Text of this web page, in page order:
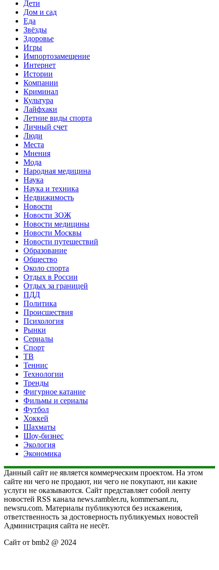
Дети
Дом и сад
Еда
Звёзды
Здоровье
Игры
Импортозамещение
Интернет
Истории
Компании
Криминал
Культура
Лайфхаки
Летние виды спорта
Личный счет
Люди
Места
Мнения
Мода
Народная медицина
Наука
Наука и техника
Недвижимость
Новости
Новости ЗОЖ
Новости медицины
Новости Москвы
Новости путешествий
Образование
Общество
Около спорта
Отдых в России
Отдых за границей
ПДД
Политика
Происшествия
Психология
Рынки
Сериалы
Спорт
ТВ
Теннис
Технологии
Тренды
Фигурное катание
Фильмы и сериалы
Футбол
Хоккей
Шахматы
Шоу-бизнес
Экология
Экономика
Данный сайт не является коммерческим проектом. На этом
сайте ни чего не продают, ни чего не покупают, ни какие
услуги не оказываются. Сайт представляет собой ленту
новостей RSS канала news.rambler.ru, kommersant.ru,
newsru.com. Материалы публикуются без искажения,
ответственность за достоверность публикуемых новостей
Администрация сайта не несёт.
Сайт от bmb2 @ 2024